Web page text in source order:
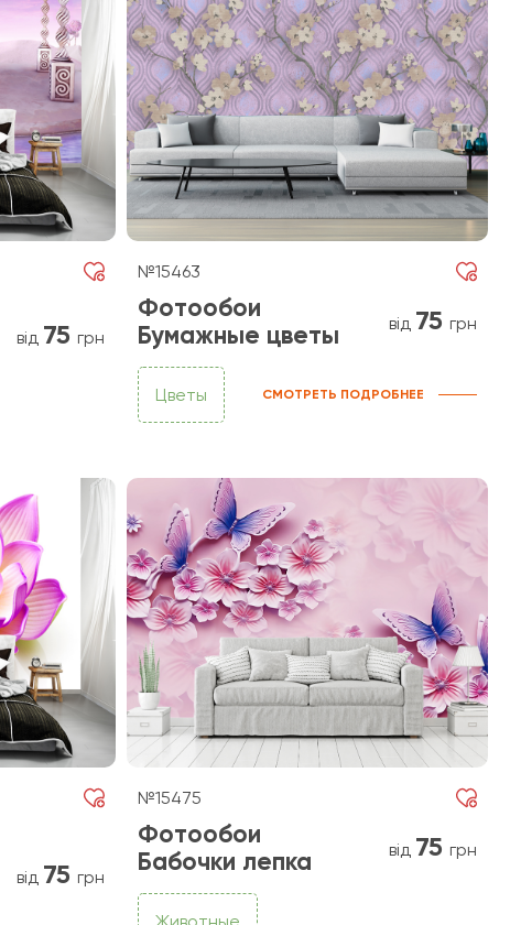
від 75 грн
№15463
Фотообои
Бумажные цветы
від 75 грн
Цветы СМОТРЕТЬ ПОДРОБНЕЕ
від 75 грн
№15475
Фотообои
Бабочки лепка
від 75 грн